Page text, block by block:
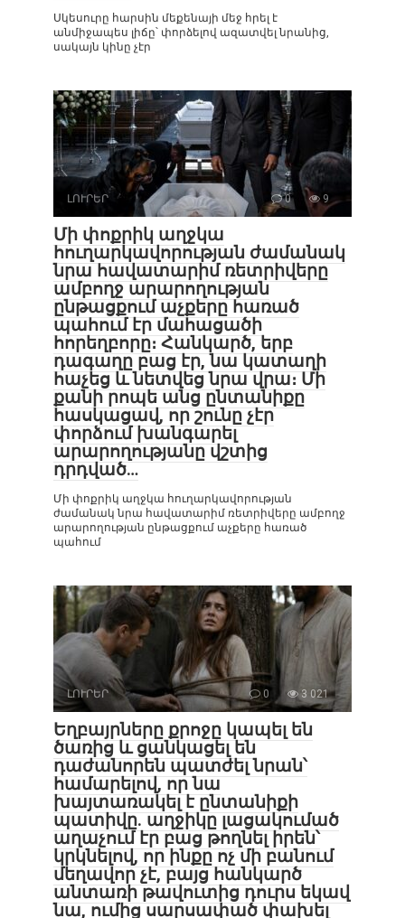
Սկեսուրը հարսին մեքենայի մեջ հրել է
անմիջապես լիճը՝ փորձելով ազատվել նրանից,
սակայն կինը չէր
ԼՈՒՐԵՐ 0 9
Մի փոքրիկ աղջկա
հուղարկավորության ժամանակ
նրա հավատարիմ ռետրիվերը
ամբողջ արարողության
ընթացքում աչքերը հառած
պահում էր մահացածի
հորեղբորը։ Հանկարծ, երբ
դագաղը բաց էր, նա կատաղի
հաչեց և նետվեց նրա վրա։ Մի
քանի րոպե անց ընտանիքը
հասկացավ, որ շունը չէր
փորձում խանգարել
արարողությանը վշտից
դրդված…
Մի փոքրիկ աղջկա հուղարկավորության
ժամանակ նրա հավատարիմ ռետրիվերը ամբողջ
արարողության ընթացքում աչքերը հառած
պահում
ԼՈՒՐԵՐ 0 3 021
Եղբայրները քրոջը կապել են
ծառից և ցանկացել են
դաժանորեն պատժել նրան՝
համարելով, որ նա
խայտառակել է ընտանիքի
պատիվը. աղջիկը լացակումած
աղաչում էր բաց թողնել իրեն՝
կրկնելով, որ ինքը ոչ մի բանում
մեղավոր չէ, բայց հանկարծ
անտառի թավուտից դուրս եկավ
նա, ումից սարսափած փախել